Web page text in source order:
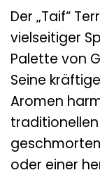
Der „Taif“
vielseitiger
Palette von
Seine
Aromen
oder einer